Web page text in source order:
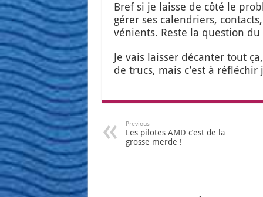
Bref si je laisse de côté le
gérer ses calen­driers,
vé­nients. Reste la ques­tion
Je vais lais­ser décan­ter tout
de trucs, mais c’est à réflé­chir
Previous
Les pilotes AMD c’est de la
grosse merde !